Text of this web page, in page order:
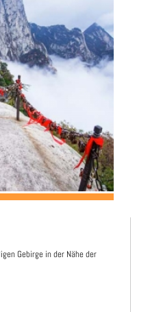
Gebirge in der Nähe der